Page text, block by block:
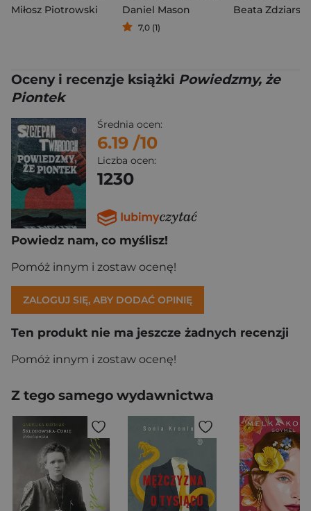
Miłosz Piotrowski
Daniel Mason
7,0 (1)
Beata
Oceny i recenzje książki Powiedzmy, że
Piontek
Średnia ocen:
6.19 /10
Liczba ocen:
1230
Powiedz nam, co myślisz!
Pomóż innym i zostaw ocenę!
ZALOGUJ SIĘ, ABY DODAĆ OPINIĘ
Ten produkt nie ma jeszcze żadnych recenzji
Pomóż innym i zostaw ocenę!
Z tego samego wydawnictwa